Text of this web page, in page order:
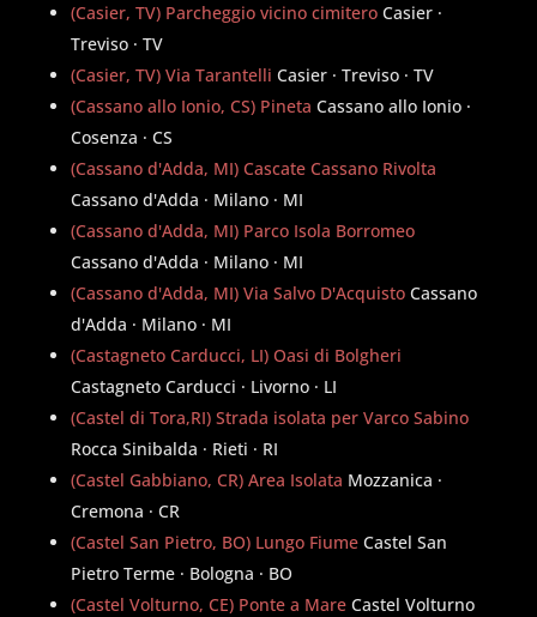
(Casier, TV) Parcheggio vicino cimitero Casier ·
Treviso · TV
(Casier, TV) Via Tarantelli Casier · Treviso · TV
(Cassano allo Ionio, CS) Pineta Cassano allo Ionio ·
Cosenza · CS
(Cassano d'Adda, MI) Cascate Cassano Rivolta
Cassano d'Adda · Milano · MI
(Cassano d'Adda, MI) Parco Isola Borromeo
Cassano d'Adda · Milano · MI
(Cassano d'Adda, MI) Via Salvo D'Acquisto Cassano
d'Adda · Milano · MI
(Castagneto Carducci, LI) Oasi di Bolgheri
Castagneto Carducci · Livorno · LI
(Castel di Tora,RI) Strada isolata per Varco Sabino
Rocca Sinibalda · Rieti · RI
(Castel Gabbiano, CR) Area Isolata Mozzanica ·
Cremona · CR
(Castel San Pietro, BO) Lungo Fiume Castel San
Pietro Terme · Bologna · BO
(Castel Volturno, CE) Ponte a Mare Castel Volturno